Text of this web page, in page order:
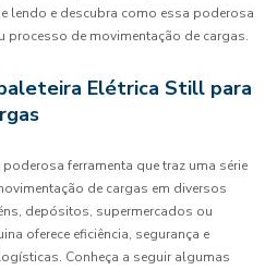
lendo e descubra como essa poderosa
processo de movimentação de cargas.
Elétrica Still para
ferramenta que traz uma série
de cargas em diversos
depósitos, supermercados ou
oferece eficiência, segurança e
Conheça a seguir algumas